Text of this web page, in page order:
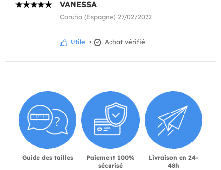
VANESSA
Coruña (Espagne) 27/02/2022
Utile • Achat vérifié
Guide des tailles
Paiement 100%
sécurisé
Livraison en 24-
48h